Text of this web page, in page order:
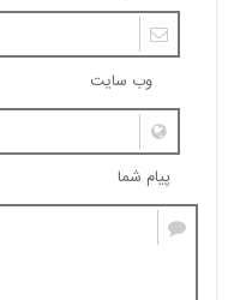
وب سایت
پیام شما